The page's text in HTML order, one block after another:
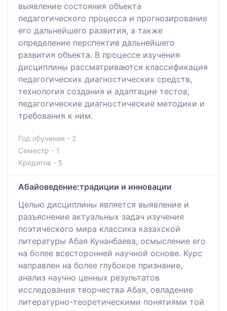
выявление состояния объекта
педагогического процесса и прогнозирование
его дальнейшего развития, а также
определение перспектив дальнейшего
развития объекта. В процессе изучения
дисциплины рассматриваются классификация
педагогических диагностических средств,
технология создания и адаптации тестов,
педагогические диагностические методики и
требования к ним.
Год обучения - 2
Семестр - 1
Кредитов - 5
Абайоведение:традиции и инновации
Целью дисциплины является выявление и
разъяснение актуальных задач изучения
поэтического мира классика казахской
литературы Абая Кунанбаева, осмысление его
на более всесторонней научной основе. Курс
направлен на более глубокое признание,
анализ научно ценных результатов
исследования творчества Абая, овладение
литературно-теоретическими понятиями той